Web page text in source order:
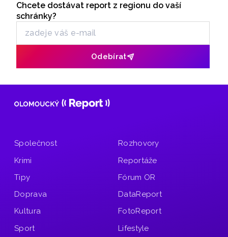
i na historický jarmark.
Odběr newsletteru
Chcete dostávat report z regionu do vaší
schránky?
Odebírat
Společnost
Krimi
Tipy
Doprava
Kultura
Sport
Rozhovory
Reportáže
Fórum OR
DataReport
FotoReport
Lifestyle